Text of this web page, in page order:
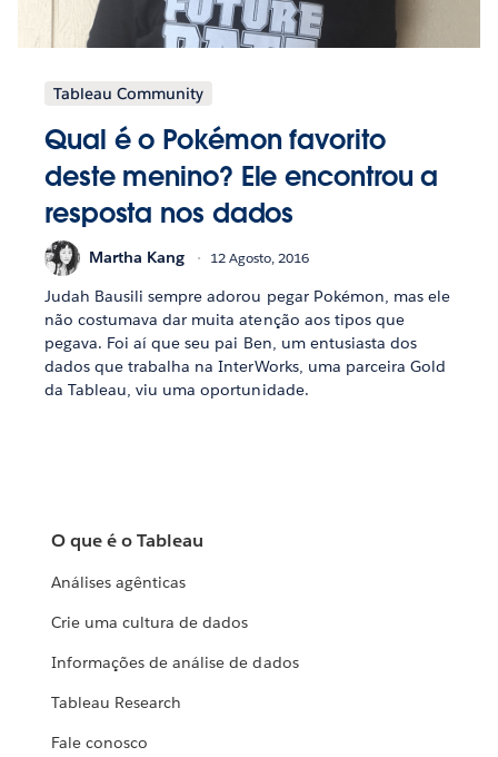
Tableau Community
Qual é o Pokémon favorito
deste menino? Ele encontrou a
resposta nos dados
Martha Kang 12 Agosto, 2016
Judah Bausili sempre adorou pegar Pokémon, mas ele
não costumava dar muita atenção aos tipos que
pegava. Foi aí que seu pai Ben, um entusiasta dos
dados que trabalha na InterWorks, uma parceira Gold
da Tableau, viu uma oportunidade.
O que é o Tableau
Análises agênticas
Crie uma cultura de dados
Informações de análise de dados
Tableau Research
Fale conosco